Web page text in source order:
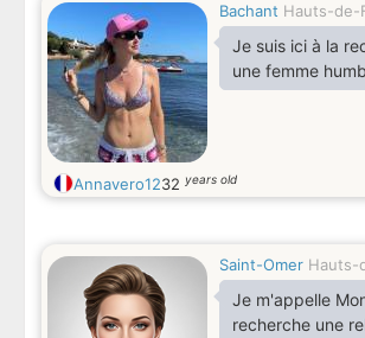
confiance, le
reconnais, ce
Bachant Hauts-de-
Je suis ici à la
une femme
Annavero1232 years old
Saint-Omer Hauts-
Je m'appelle
recherche une